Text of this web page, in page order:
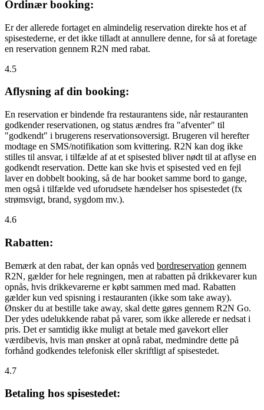
Ordinær booking:
Er der allerede fortaget en almindelig reservation direkte hos et af
spisestederne, er det ikke tilladt at annullere denne, for så at foretage
en reservation gennem R2N med rabat.
4.5
Aflysning af din booking:
En reservation er bindende fra restaurantens side, når restauranten
godkender reservationen, og status ændres fra "afventer" til
"godkendt" i brugerens reservationsoversigt. Brugeren vil herefter
modtage en SMS/notifikation som kvittering. R2N kan dog ikke
stilles til ansvar, i tilfælde af at et spisested bliver nødt til at aflyse en
godkendt reservation. Dette kan ske hvis et spisested ved en fejl
laver en dobbelt booking, så de har booket samme bord to gange,
men også i tilfælde ved uforudsete hændelser hos spisestedet (fx
strømsvigt, brand, sygdom mv.).
4.6
Rabatten:
Bemærk at den rabat, der kan opnås ved bordreservation gennem
R2N, gælder for hele regningen, men at rabatten på drikkevarer kun
opnås, hvis drikkevarerne er købt sammen med mad. Rabatten
gælder kun ved spisning i restauranten (ikke som take away).
Ønsker du at bestille take away, skal dette gøres gennem R2N Go.
Der ydes udelukkende rabat på varer, som ikke allerede er nedsat i
pris. Det er samtidig ikke muligt at betale med gavekort eller
værdibevis, hvis man ønsker at opnå rabat, medmindre dette på
forhånd godkendes telefonisk eller skriftligt af spisestedet.
4.7
Betaling hos spisestedet: